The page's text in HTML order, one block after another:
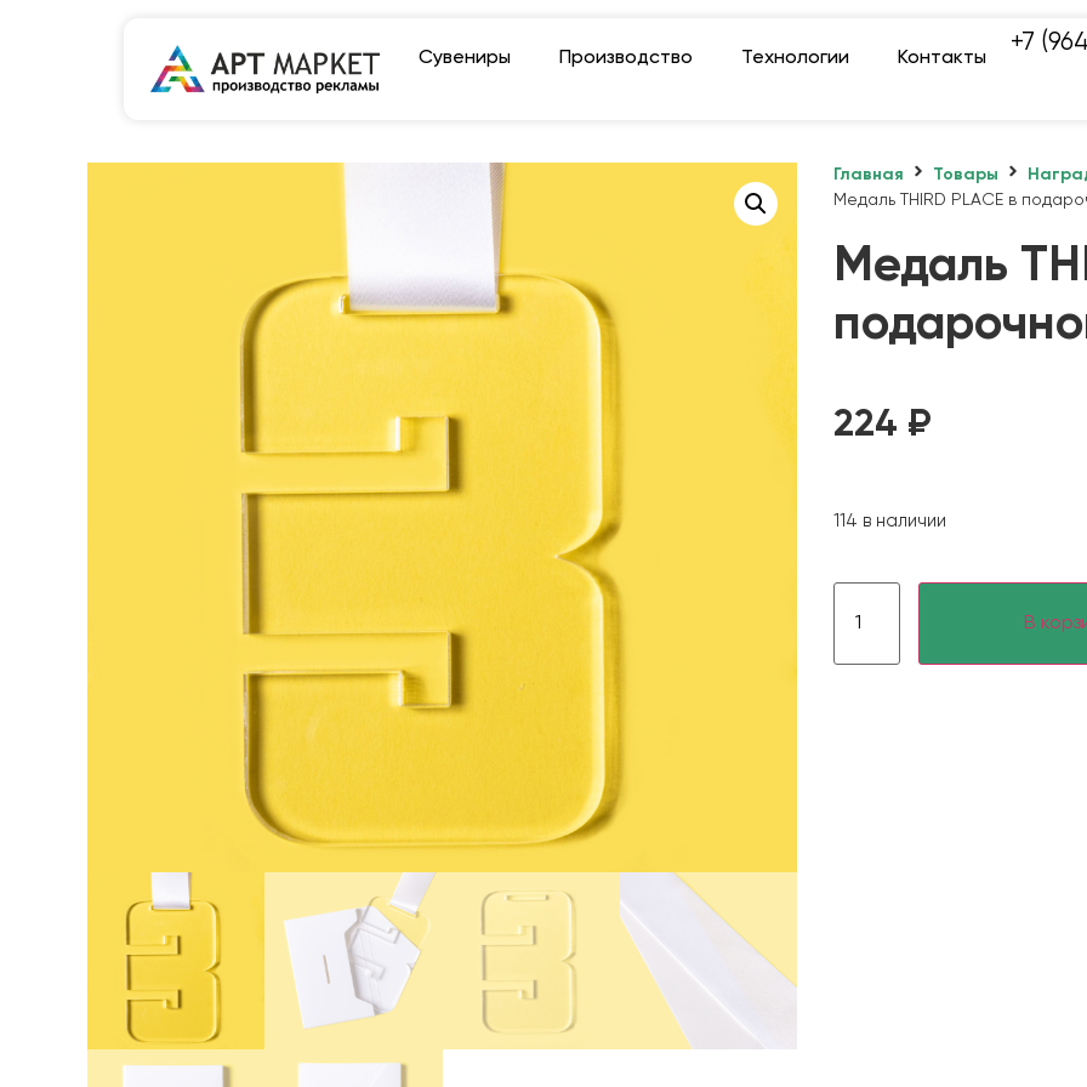
Сувениры Производство Технологии Контакты
+7
Главная Товары
Медаль THIRD PLACE в
Медаль
224 ₽
114 в наличии
В